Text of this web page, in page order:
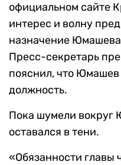
официальном сайте
интерес и волну
назначение Юмашева
Пресс-секретарь
пояснил, что Юмашев
должность.
Пока шумели вокруг
оставался в тени.
«Обязанности главы